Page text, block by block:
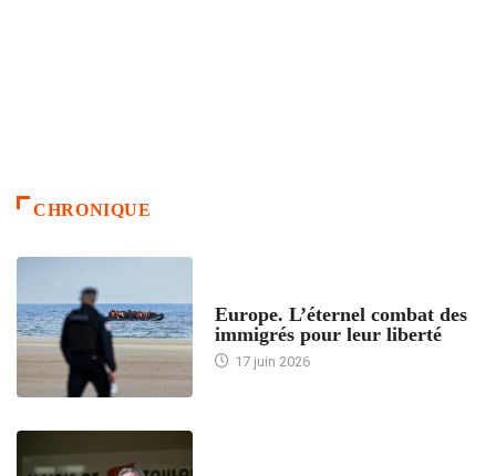
CHRONIQUE
Europe. L’éternel combat des
immigrés pour leur liberté
17 juin 2026